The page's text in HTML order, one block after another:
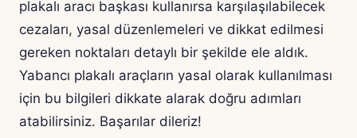
plakalı aracı başkası kullanırsa karşılaşılabilecek
cezaları, yasal düzenlemeleri ve dikkat edilmesi
gereken noktaları detaylı bir şekilde ele aldık.
Yabancı plakalı araçların yasal olarak kullanılması
için bu bilgileri dikkate alarak doğru adımları
atabilirsiniz. Başarılar dileriz!